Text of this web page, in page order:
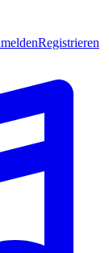
Registrieren